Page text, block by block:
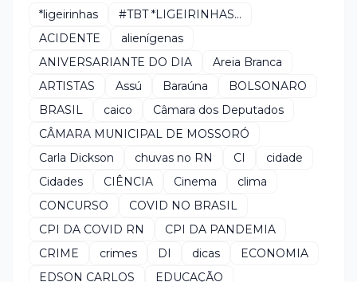
*ligeirinhas
#TBT *LIGEIRINHAS...
ACIDENTE
alienígenas
ANIVERSARIANTE DO DIA
Areia Branca
ARTISTAS
Assú Baraúna
BOLSONARO
BRASIL
caico
Câmara dos Deputados
CÂMARA MUNICIPAL DE MOSSORÓ
Carla Dickson
chuvas no RN CI
cidade
Cidades
CIÊNCIA Cinema
clima
CONCURSO
COVID NO BRASIL
CPI DA COVID RN
CPI DA PANDEMIA
CRIME
crimes DI dicas
ECONOMIA
EDSON CARLOS
EDUCAÇÃO